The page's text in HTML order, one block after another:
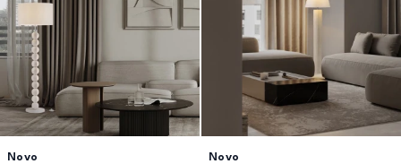
Novo
Novo